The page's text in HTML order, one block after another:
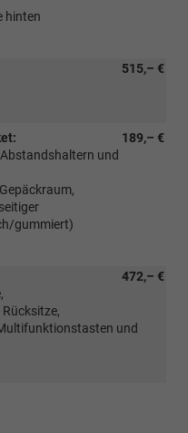
hinten
515,– €
189,– €
und
gummiert)
472,– €
und